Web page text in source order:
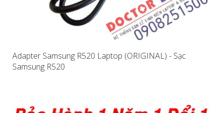
Adapter Samsung R520 Laptop (ORIGINAL) - Sạc
Samsung R520